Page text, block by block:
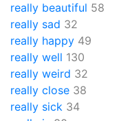
really beautiful 58
really sad 32
really happy 49
really well 130
really weird 32
really close 38
really sick 34